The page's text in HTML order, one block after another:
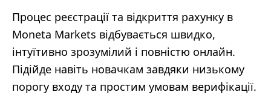
Процес реєстрації та відкриття рахунку в
Moneta Markets відбувається швидко,
інтуїтивно зрозумілий і повністю онлайн.
Підійде навіть новачкам завдяки низькому
порогу входу та простим умовам верифікації.